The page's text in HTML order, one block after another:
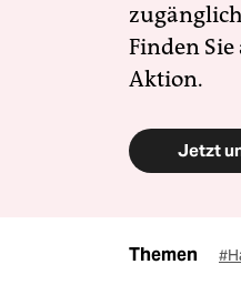
Finden
Aktion.
Jetzt
Themen